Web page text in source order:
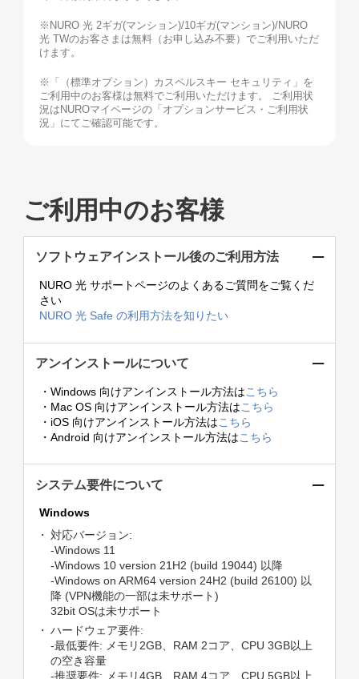
※NURO 光 2ギガ(マンション)/10ギガ(マンション)/NURO
光 TWのお客さまは無料（お申し込み不要）でご利用いただ
けます。
※「（標準オプション）カスペルスキー セキュリティ」を
ご利用中のお客様は無料でご利用いただけます。 ご利用状
況はNUROマイページの「オプションサービス・ご利用状
況」にてご確認可能です。
ご利用中のお客様
ソフトウェアインストール後のご利用方法
NURO 光 サポートページのよくあるご質問をご覧くだ
さい
NURO 光 Safe の利用方法を知りたい
アンインストールについて
・Windows 向けアンインストール方法はこちら
・Mac OS 向けアンインストール方法はこちら
・iOS 向けアンインストール方法はこちら
・Android 向けアンインストール方法はこちら
システム要件について
Windows
対応バージョン:
-Windows 11
-Windows 10 version 21H2 (build 19044) 以降
-Windows on ARM64 version 24H2 (build 26100) 以
降 (VPN機能の一部は未サポート)
32bit OSは未サポート
ハードウェア要件:
-最低要件: メモリ2GB、RAM 2コア、CPU 3GB以上
の空き容量
-推奨要件: メモリ4GB、RAM 4コア、CPU 5GB以上